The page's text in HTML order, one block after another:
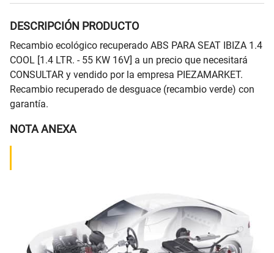
DESCRIPCIÓN PRODUCTO
Recambio ecológico recuperado ABS PARA SEAT IBIZA 1.4
COOL [1.4 LTR. - 55 KW 16V] a un precio que necesitará
CONSULTAR y vendido por la empresa PIEZAMARKET.
Recambio recuperado de desguace (recambio verde) con
garantía.
NOTA ANEXA